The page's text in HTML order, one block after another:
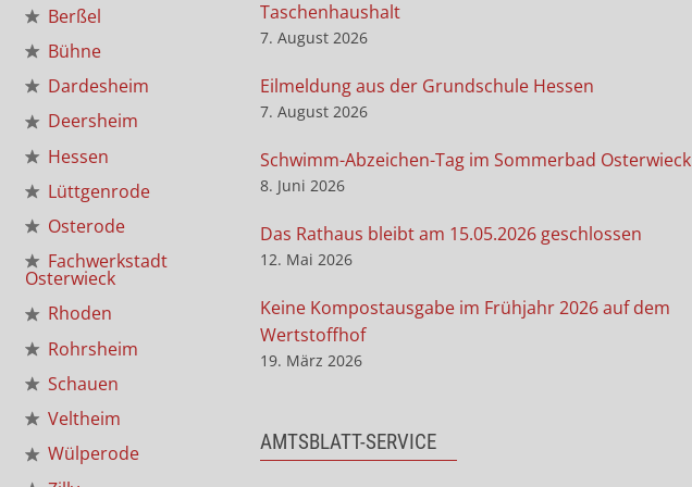
Berßel
Bühne
Dardesheim
Deersheim
Hessen
Lüttgenrode
Osterode
Fachwerkstadt
Osterwieck
Rhoden
Rohrsheim
Schauen
Veltheim
Wülperode
Taschenhaushalt
7. August 2026
Eilmeldung aus der Grundschule Hessen
7. August 2026
Schwimm-Abzeichen-Tag im Sommerbad Osterwieck
8. Juni 2026
Das Rathaus bleibt am 15.05.2026 geschlossen
12. Mai 2026
Keine Kompostausgabe im Frühjahr 2026 auf dem
Wertstoffhof
19. März 2026
AMTSBLATT-SERVICE